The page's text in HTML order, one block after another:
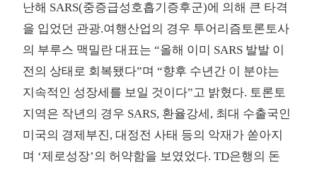
난해 SARS(중증급성호흡기증후군)에 의해 큰 타격
을 입었던 관광.여행산업의 경우 투어리즘토론토사
의 부루스 맥밀란 대표는 “올해 이미 SARS 발발 이
전의 상태로 회복됐다”며 “향후 수년간 이 분야는
지속적인 성장세를 보일 것이다”고 밝혔다. 토론토
지역은 작년의 경우 SARS, 환율강세, 최대 수출국인
미국의 경제부진, 대정전 사태 등의 악재가 쏟아지
며 ‘제로성장’의 허약함을 보였었다. TD은행의 돈